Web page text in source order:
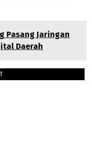
Pasang Jaringan
Daerah